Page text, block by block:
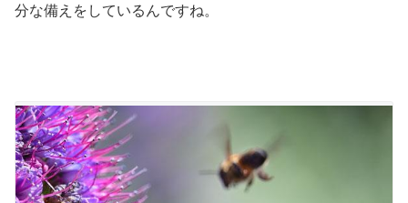
分な備えをしているんですね。